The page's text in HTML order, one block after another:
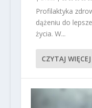
Profilaktyka
dążeniu do
życia. W...
CZYTAJ WIĘCEJ